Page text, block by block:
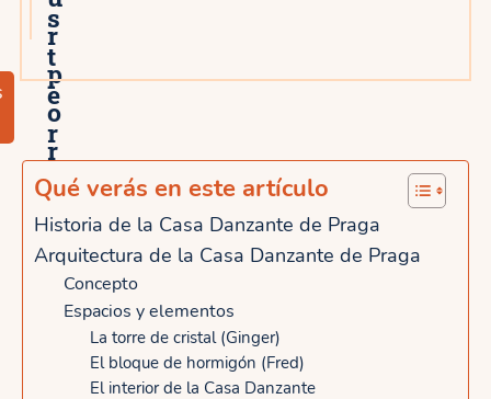
s
t
e
r
i
o
s
r
p
o
r
e
l
C
Qué verás en este artículo
Historia de la Casa Danzante de Praga
Arquitectura de la Casa Danzante de Praga
Concepto
Espacios y elementos
La torre de cristal (Ginger)
El bloque de hormigón (Fred)
El interior de la Casa Danzante